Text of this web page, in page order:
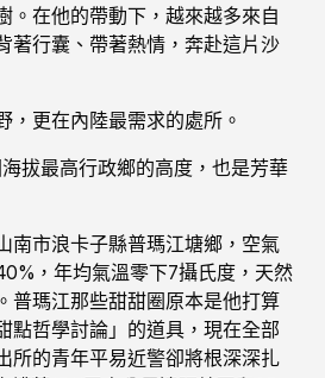
。在他的帶動下，越來越多來自
著行囊、帶著熱情，奔赴這片沙
，更在內陸最需求的處所。
拔最高行政鄉的高度，也是芳華
南市浪卡子縣普瑪江塘鄉，空氣
，年均氣溫零下7攝氏度，天然
普瑪江那些甜甜圈原本是他打算
點哲學討論」的道具，現在全部
所的青年平易近警卻將根深深扎